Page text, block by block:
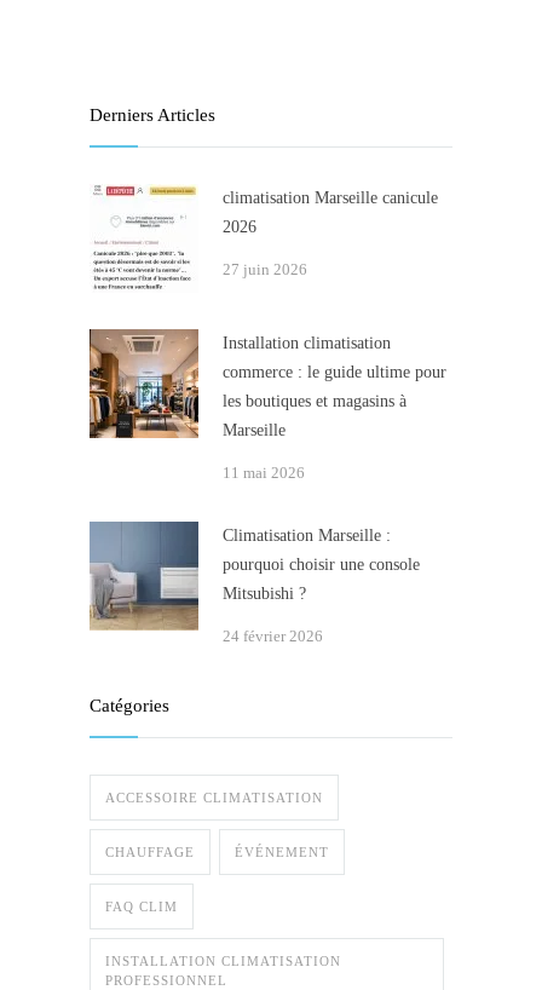
Derniers Articles
climatisation Marseille canicule
2026
27 juin 2026
Installation climatisation
commerce : le guide ultime pour
les boutiques et magasins à
Marseille
11 mai 2026
Climatisation Marseille :
pourquoi choisir une console
Mitsubishi ?
24 février 2026
Catégories
ACCESSOIRE CLIMATISATION
CHAUFFAGE ÉVÉNEMENT
FAQ CLIM
INSTALLATION CLIMATISATION
PROFESSIONNEL